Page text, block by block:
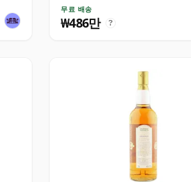
무료 배송
₩486만 ?